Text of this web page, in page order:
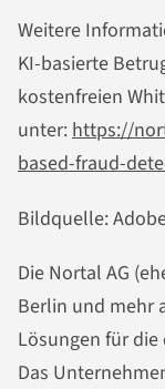
Weitere
KI-basierte
kostenfreien
unter: https://
based-fraud-
Bildquelle:
Die Nortal AG
Berlin und mehr
Lösungen für
Das